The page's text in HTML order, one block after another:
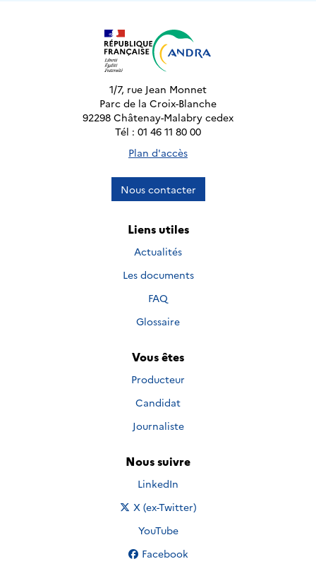
1/7, rue Jean Monnet
Parc de la Croix-Blanche
92298 Châtenay-Malabry cedex
Tél : 01 46 11 80 00
Plan d'accès
Nous contacter
Liens utiles
Actualités
Les documents
FAQ
Glossaire
Vous êtes
Producteur
Candidat
Journaliste
Nous suivre
Nous suivre sur
LinkedIn
Nous suivre sur
X (ex-Twitter)
Nous suivre sur
YouTube
Nous suivre sur
Facebook